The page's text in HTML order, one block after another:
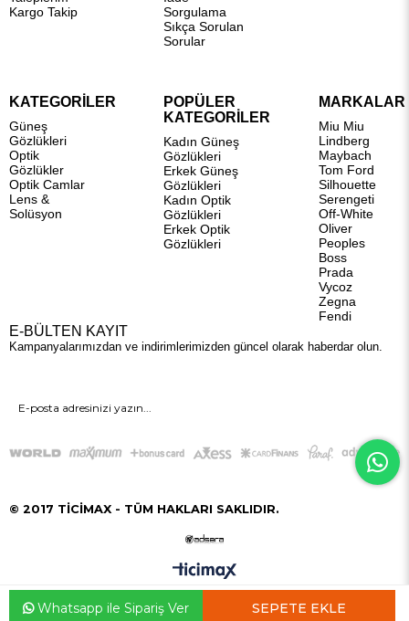
Kargo Takip
Sorgulama
Sıkça Sorulan
Sorular
KATEGORİLER
Güneş
Gözlükleri
Optik
Gözlükler
Optik Camlar
Lens &
Solüsyon
POPÜLER
KATEGORİLER
Kadın Güneş
Gözlükleri
Erkek Güneş
Gözlükleri
Kadın Optik
Gözlükleri
Erkek Optik
Gözlükleri
MARKALAR
Miu Miu
Lindberg
Maybach
Tom Ford
Silhouette
Serengeti
Off-White
Oliver
Peoples
Boss
Prada
Vycoz
Zegna
Fendi
E-BÜLTEN KAYIT
Kampanyalarımızdan ve indirimlerimizden güncel olarak haberdar olun.
GÖNDER
© 2017 TİCİMAX - TÜM HAKLARI SAKLIDIR.
Whatsapp ile Sipariş Ver